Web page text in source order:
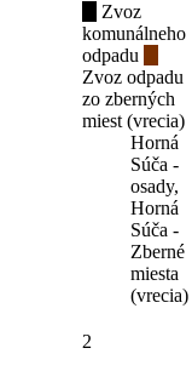
Zvoz
komunálneho
odpadu
Zvoz odpadu
zo zberných
miest (vrecia)
Horná
Súča -
osady,
Horná
Súča -
Zberné
miesta
(vrecia)
2